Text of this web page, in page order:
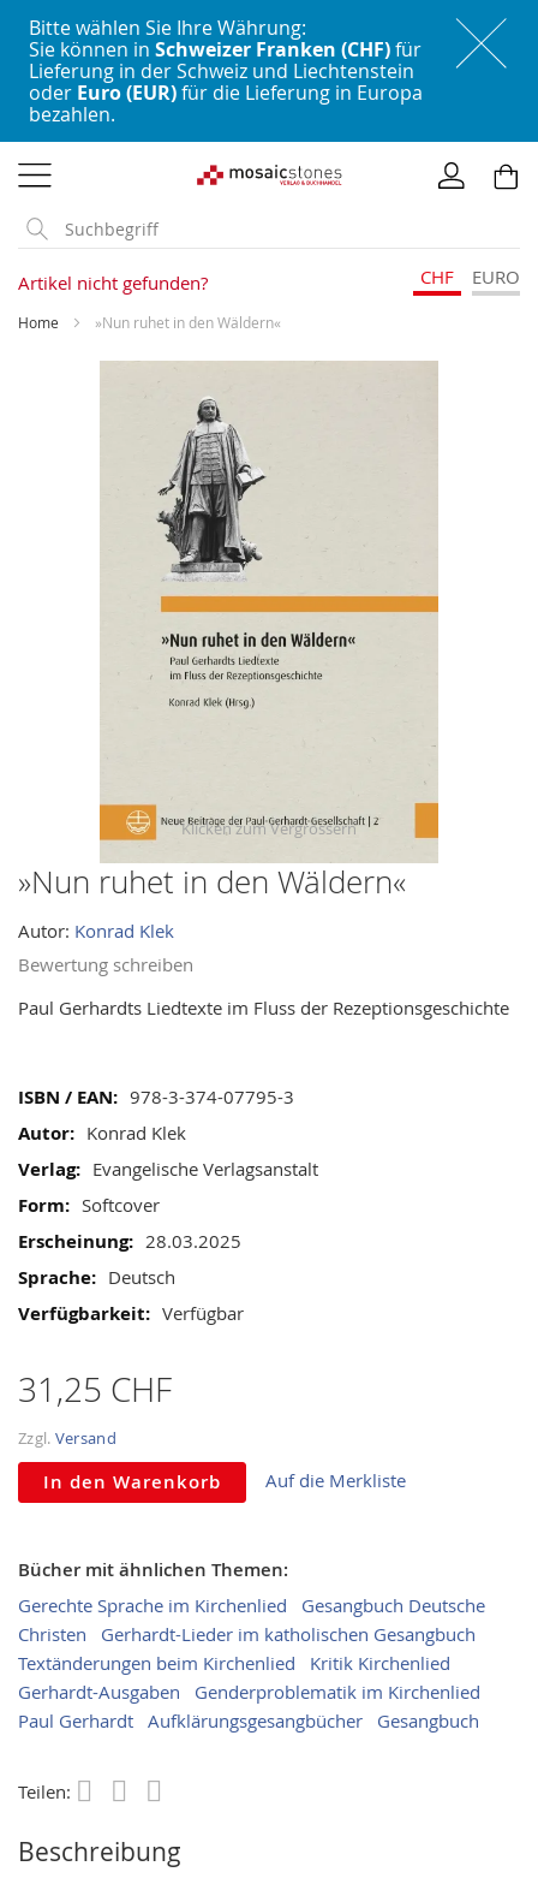
Bitte wählen Sie Ihre Währung:
Sie können in Schweizer Franken (CHF)für
Lieferung in der Schweiz und Liechtenstein
oder Euro (EUR)für die Lieferung in Europa
bezahlen.
zum
Inhalt
Artikel nicht gefunden? CHF EURO
Home »Nun ruhet in den Wäldern«
»Nun ruhet in den Wäldern«
Autor: Konrad Klek
Bewertung schreiben
Paul Gerhardts Liedtexte im Fluss der Rezeptionsgeschichte
Mehr
Informationen
978-3-374-07795-3
Konrad Klek
Evangelische Verlagsanstalt
Softcover
28.03.2025
Deutsch
Verfügbar
31,25 CHF
Zzgl. Versand
In den Warenkorb Auf die Merkliste
Bücher mit ähnlichen Themen:
Gerechte Sprache im Kirchenlied
Gesangbuch Deutsche
Christen
Gerhardt-Lieder im katholischen Gesangbuch
Textänderungen beim Kirchenlied
Kritik Kirchenlied
Gerhardt-Ausgaben
Genderproblematik im Kirchenlied
Paul Gerhardt Aufklärungsgesangbücher Gesangbuch
Teilen:
Skip
the
beginning
the
Beschreibung